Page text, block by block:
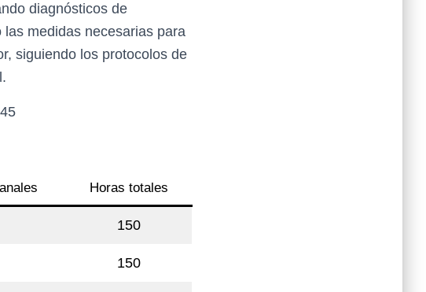
diagnósticos de
medidas necesarias para
siguiendo los protocolos de
Horas totales
150
150